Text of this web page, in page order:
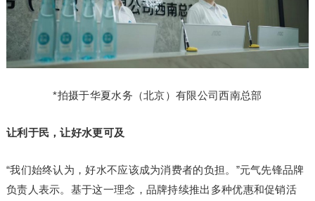
*拍摄于华夏水务（北京）有限公司西南总部
让利于民，让好水更可及
“我们始终认为，好水不应该成为消费者的负担。”元气先锋品牌
负责人表示。基于这一理念，品牌持续推出多种优惠和促销活